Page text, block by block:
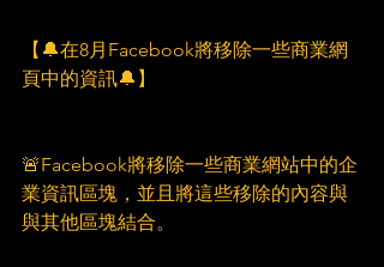
【🔔在8月Facebook將移除一些商業網
頁中的資訊🔔】
🚨Facebook將移除一些商業網站中的企
業資訊區塊，並且將這些移除的內容與
與其他區塊結合。